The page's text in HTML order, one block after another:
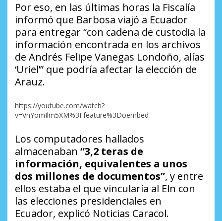
Por eso, en las últimas horas la Fiscalía
informó que Barbosa viajó a Ecuador
para entregar “con cadena de custodia la
información encontrada en los archivos
de Andrés Felipe Vanegas Londoño, alías
‘Uriel’” que podría afectar la elección de
Arauz.
https://youtube.com/watch?
v=VnYomIlm5XM%3Ffeature%3Doembed
Los computadores hallados
almacenaban “3,2 teras de
información, equivalentes a unos
dos millones de documentos”, y entre
ellos estaba el que vincularía al Eln con
las elecciones presidenciales en
Ecuador, explicó Noticias Caracol.